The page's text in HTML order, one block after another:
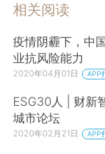
混合型、货币市场型…）
相较于股票型ETF，债券
硕（iShares）推出第一
是规模都取得了长足
长），但基金数量和规
右（图1），仍具较大发
相关阅读
疫情阴霾下，中
业抗风险能力
2020年04月01日 APP
ESG30人 | 财新
城市论坛
2020年02月21日 APP